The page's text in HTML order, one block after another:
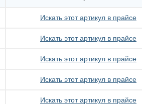
Искать этот артикул в прайсе
Искать этот артикул в прайсе
Искать этот артикул в прайсе
Искать этот артикул в прайсе
Искать этот артикул в прайсе